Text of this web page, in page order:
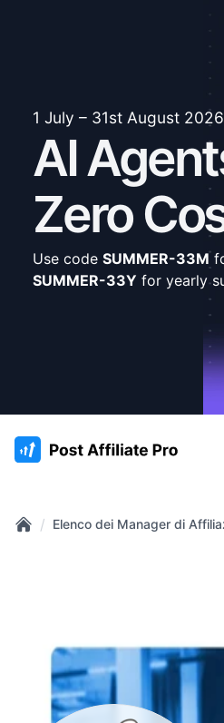
1 July – 31st August
AI
Zero
Use code SUMMER-33M
SUMMER-33Y for yearly
:site.title
/ Elenco dei Manager di